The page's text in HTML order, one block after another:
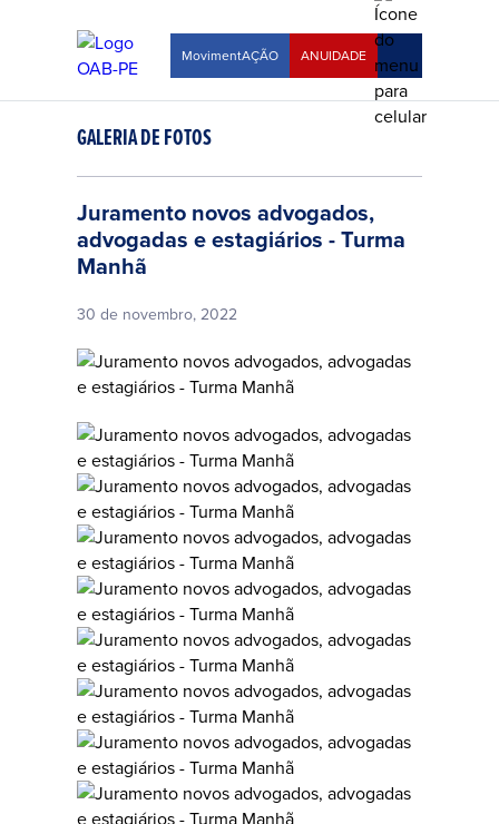
MovimentAÇÃO ANUIDADE
GALERIA DE FOTOS
Juramento novos advogados,
advogadas e estagiários - Turma
Manhã
30 de novembro, 2022